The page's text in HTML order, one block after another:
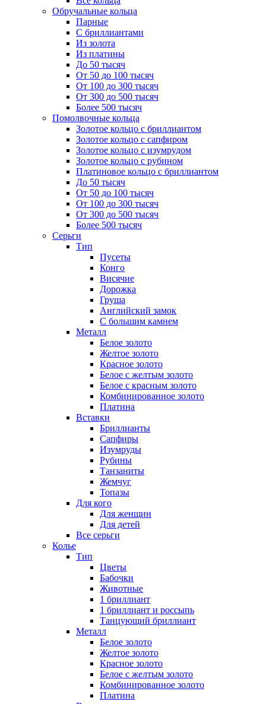
Обручальные кольца
Парные
С бриллиантами
Из золота
Из платины
До 50 тысяч
От 50 до 100 тысяч
От 100 до 300 тысяч
От 300 до 500 тысяч
Более 500 тысяч
Помолвочные кольца
Золотое кольцо с бриллиантом
Золотое кольцо с сапфиром
Золотое кольцо с изумрудом
Золотое кольцо с рубином
Платиновое кольцо с бриллиантом
До 50 тысяч
От 50 до 100 тысяч
От 100 до 300 тысяч
От 300 до 500 тысяч
Более 500 тысяч
Серьги
Тип
Пусеты
Конго
Висячие
Дорожка
Груша
Английский замок
С большим камнем
Металл
Белое золото
Желтое золото
Красное золото
Белое с желтым золото
Белое с красным золото
Комбинированное золото
Платина
Вставки
Бриллианты
Сапфиры
Изумруды
Рубины
Танзаниты
Жемчуг
Топазы
Для кого
Для женщин
Для детей
Все серьги
Колье
Тип
Цветы
Бабочки
Животные
1 бриллиант
1 бриллиант и россыпь
Танцующий бриллиант
Металл
Белое золото
Желтое золото
Красное золото
Белое с желтым золото
Комбинированное золото
Платина